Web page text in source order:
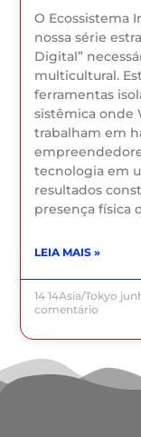
O Ecossistema
nossa série
Digital”
multicultural.
ferramentas
sistêmica onde
trabalham em
tecnologia em
resultados
presença física
LEIA MAIS »
14 14Asia/Tokyo
comentário